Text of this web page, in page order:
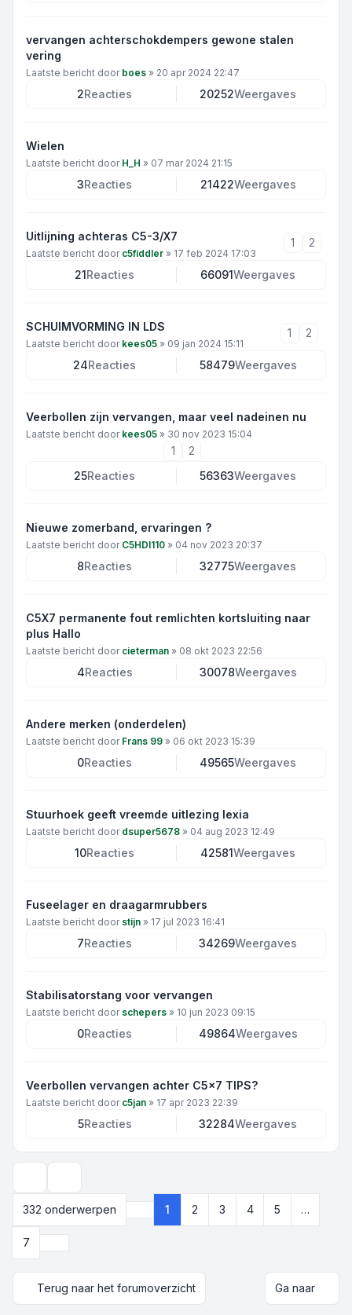
vervangen achterschokdempers gewone stalen
vering
Laatste bericht door boes » 20 apr 2024 22:47
2Reacties 20252Weergaves
Wielen
Laatste bericht door H_H » 07 mar 2024 21:15
3Reacties 21422Weergaves
Uitlijning achteras C5-3/X7
Laatste bericht door c5fiddler » 17 feb 2024 17:03
1 2
21Reacties 66091Weergaves
SCHUIMVORMING IN LDS
Laatste bericht door kees05 » 09 jan 2024 15:11
1 2
24Reacties 58479Weergaves
Veerbollen zijn vervangen, maar veel nadeinen nu
Laatste bericht door kees05 » 30 nov 2023 15:04
1
2
25Reacties 56363Weergaves
Nieuwe zomerband, ervaringen ?
Laatste bericht door C5HDI110 » 04 nov 2023 20:37
8Reacties 32775Weergaves
C5X7 permanente fout remlichten kortsluiting naar
plus Hallo
Laatste bericht door cieterman » 08 okt 2023 22:56
4Reacties 30078Weergaves
Andere merken (onderdelen)
Laatste bericht door Frans 99 » 06 okt 2023 15:39
0Reacties 49565Weergaves
Stuurhoek geeft vreemde uitlezing lexia
Laatste bericht door dsuper5678 » 04 aug 2023 12:49
10Reacties 42581Weergaves
Fuseelager en draagarmrubbers
Laatste bericht door stijn » 17 jul 2023 16:41
7Reacties 34269Weergaves
Stabilisatorstang voor vervangen
Laatste bericht door schepers » 10 jun 2023 09:15
0Reacties 49864Weergaves
Veerbollen vervangen achter C5x7 TIPS?
Laatste bericht door c5jan » 17 apr 2023 22:39
5Reacties 32284Weergaves
332 onderwerpen
Pagina van
1 2 3 4 5 …
7
Terug naar het forumoverzicht Ga naar